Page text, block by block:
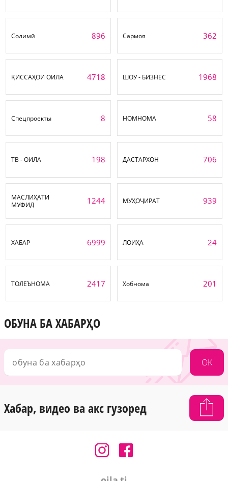
Солимӣ 896 Сармоя 362
ҚИССАҲОИ ОИЛА 4718 ШОУ - БИЗНЕС 1968
Спецпроекты 8 НОМНОМА 58
ТВ - ОИЛА 198 ДАСТАРХОН 706
МАСЛИҲАТИ
МУФИД
1244 МУҲОҶИРАТ 939
ХАБАР 6999 ЛОИҲА 24
ТОЛЕЪНОМА 2417 Хобнома 201
ОБУНА БА ХАБАРҲО
OK
Хабар, видео ва акс гузоред